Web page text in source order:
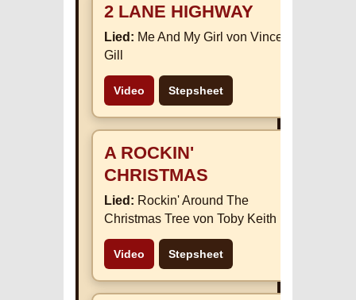
2 LANE HIGHWAY
Lied: Me And My Girl von Vince
Gill
Video Stepsheet
A ROCKIN'
CHRISTMAS
Lied: Rockin' Around The
Christmas Tree von Toby Keith
Video Stepsheet